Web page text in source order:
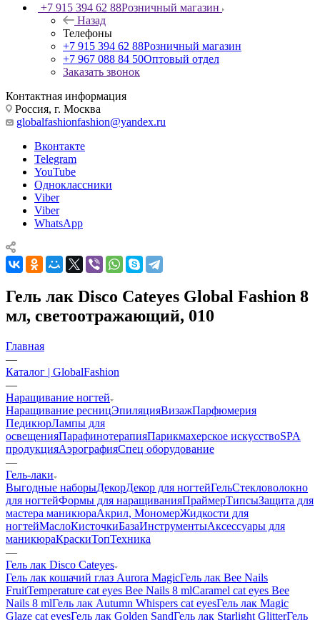
+7 915 394 62 88Розничный магазин
Назад
Телефоны
+7 915 394 62 88Розничный магазин
+7 967 088 84 50Оптовый отдел
Заказать звонок
Контактная информация
Россия, г. Москва
globalfashionfashion@yandex.ru
Вконтакте
Telegram
YouTube
Одноклассники
Viber
Viber
WhatsApp
Гель лак Disco Cateyes Global Fashion 8
мл, светоотражающий, 010
Главная
—
Каталог | GlobalFashion
—
Наращивание ногтей
Наращивание ресницЭпиляцияВизажПарфюмерия
ПедикюрЛампы для
освещенияПарафинотерапияПарикмахерское искусствоSPA
продукцияАэрографияСпец оборудование
—
Гель-лаки
Выгодные наборыДекорДекор для ногтейГельСтекловолокно
для ногтейФормы для наращиванияПраймерТипсыЗащита для
мастера маникюраАкрил, МономерЖидкости для
ногтейМаслоКисточкиБазаИнструментыАксессуары для
маникюраКраскиТопТехника
—
Гель лак Disco Cateyes
Гель лак кошачий глаз Aurora MagicГель лак Bee Nails
FruitTemperature cat eyes Bee Nails 8 mlCaramel cat eyes Bee
Nails 8 mlГель лак Autumn Whispers cat eyesГель лак Magic
Glaze cat eyesГель лак Golden SandГель лак Starlight GlitterГель